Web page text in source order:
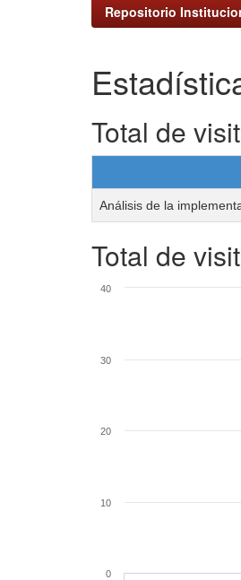
Repositorio
Total de
Análisis de la
Total de
0
10
20
30
40